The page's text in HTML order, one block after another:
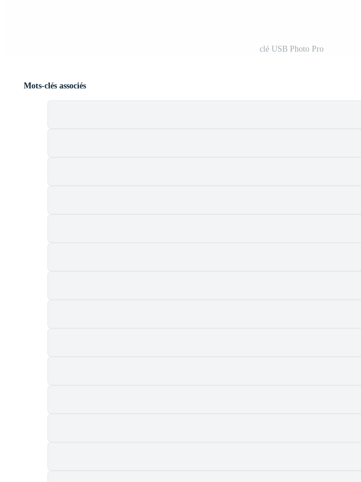
clé USB Photo Pro
Mots-clés associés